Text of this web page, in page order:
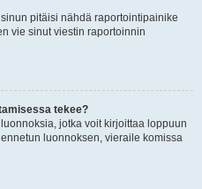
pitäisi nähdä raportointipainike
vie sinut viestin raportoinnin
tekee?
jotka voit kirjoittaa loppuun
luonnoksen, vieraile komissa